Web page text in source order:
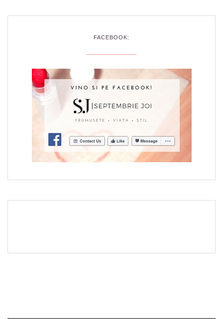
FACEBOOK: